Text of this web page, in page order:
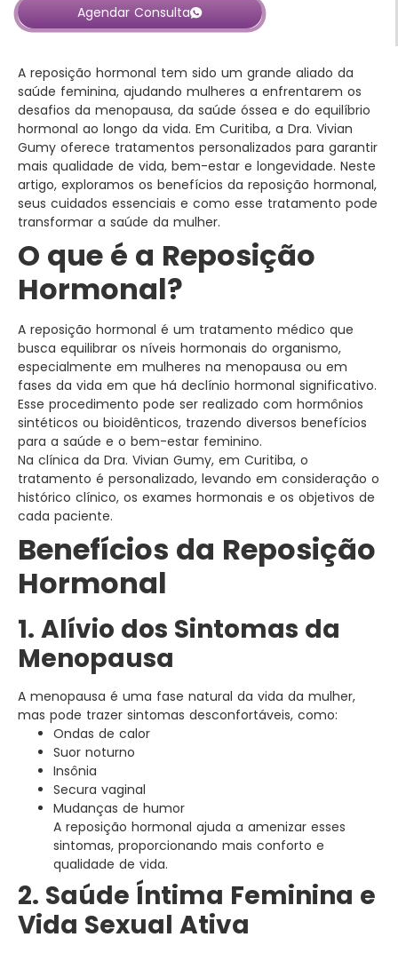
Agendar Consulta
A reposição hormonal tem sido um grande aliado da
saúde feminina, ajudando mulheres a enfrentarem os
desafios da menopausa, da saúde óssea e do equilíbrio
hormonal ao longo da vida. Em Curitiba, a Dra. Vivian
Gumy oferece tratamentos personalizados para garantir
mais qualidade de vida, bem-estar e longevidade. Neste
artigo, exploramos os benefícios da reposição hormonal,
seus cuidados essenciais e como esse tratamento pode
transformar a saúde da mulher.
O que é a Reposição
Hormonal?
A reposição hormonal é um tratamento médico que
busca equilibrar os níveis hormonais do organismo,
especialmente em mulheres na menopausa ou em
fases da vida em que há declínio hormonal significativo.
Esse procedimento pode ser realizado com hormônios
sintéticos ou bioidênticos, trazendo diversos benefícios
para a saúde e o bem-estar feminino.
Na clínica da Dra. Vivian Gumy, em Curitiba, o
tratamento é personalizado, levando em consideração o
histórico clínico, os exames hormonais e os objetivos de
cada paciente.
Benefícios da Reposição
Hormonal
1. Alívio dos Sintomas da
Menopausa
A menopausa é uma fase natural da vida da mulher,
mas pode trazer sintomas desconfortáveis, como:
Ondas de calor
Suor noturno
Insônia
Secura vaginal
Mudanças de humor
A reposição hormonal ajuda a amenizar esses
sintomas, proporcionando mais conforto e
qualidade de vida.
2. Saúde Íntima Feminina e
Vida Sexual Ativa